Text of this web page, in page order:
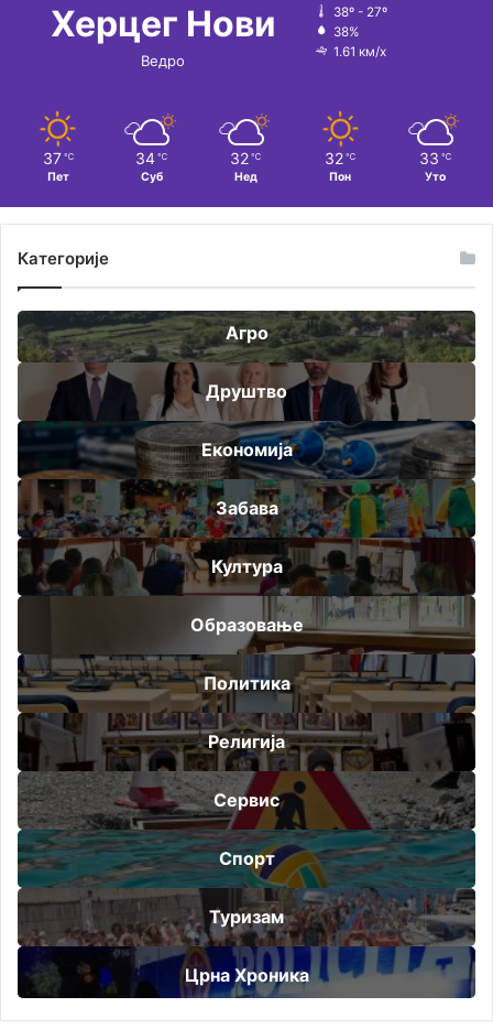
Херцег Нови
Ведро
38º - 27º
38%
1.61 км/х
37 ℃
Пет
34 ℃
Суб
32 ℃
Нед
32 ℃
Пон
33 ℃
Уто
Категорије
Агро
Друштво
Економија
Забава
Култура
Образовање
Политика
Религија
Сервис
Спорт
Туризам
Црна Хроника